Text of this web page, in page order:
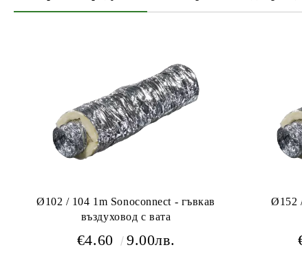
Ø102 / 104 1m Sonoconnect - гъвкав
въздуховод с вата
€4.60 9.00лв.
Ø152